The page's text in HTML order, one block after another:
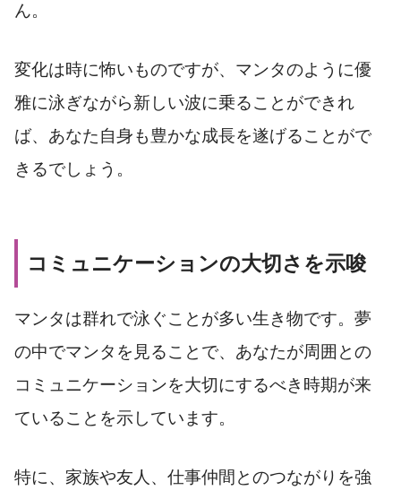
ん。
変化は時に怖いものですが、マンタのように優
雅に泳ぎながら新しい波に乗ることができれ
ば、あなた自身も豊かな成長を遂げることがで
きるでしょう。
コミュニケーションの大切さを示唆
マンタは群れで泳ぐことが多い生き物です。夢
の中でマンタを見ることで、あなたが周囲との
コミュニケーションを大切にするべき時期が来
ていることを示しています。
特に、家族や友人、仕事仲間とのつながりを強